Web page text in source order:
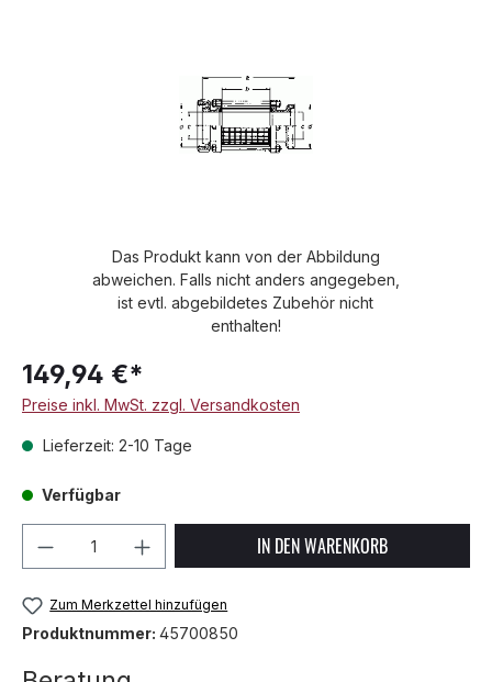
Das Produkt kann von der Abbildung
abweichen. Falls nicht anders angegeben,
ist evtl. abgebildetes Zubehör nicht
enthalten!
149,94 €*
Preise inkl. MwSt. zzgl. Versandkosten
Lieferzeit: 2-10 Tage
Verfügbar
Produkt Anzahl: Gib denIN DEN WARENKORB
Zum Merkzettel hinzufügen
Produktnummer: 45700850